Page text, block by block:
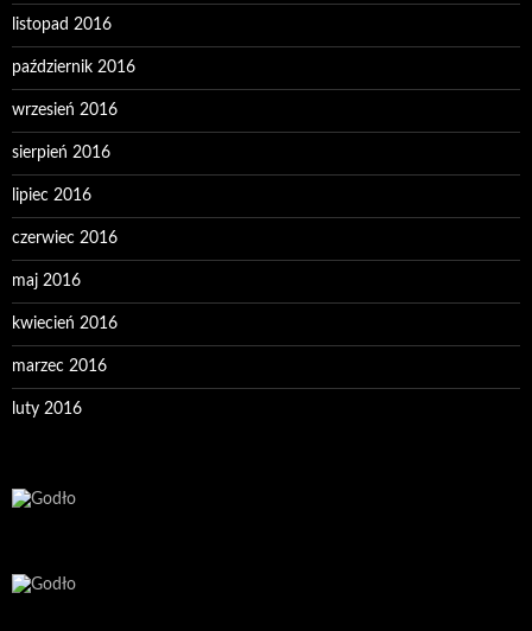
listopad 2016
październik 2016
wrzesień 2016
sierpień 2016
lipiec 2016
czerwiec 2016
maj 2016
kwiecień 2016
marzec 2016
luty 2016